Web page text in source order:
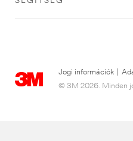
Jogi információk
© 3M 2026. Minden